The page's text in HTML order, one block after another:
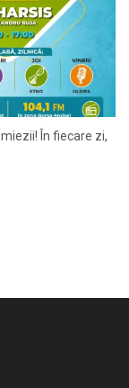
În fiecare zi,